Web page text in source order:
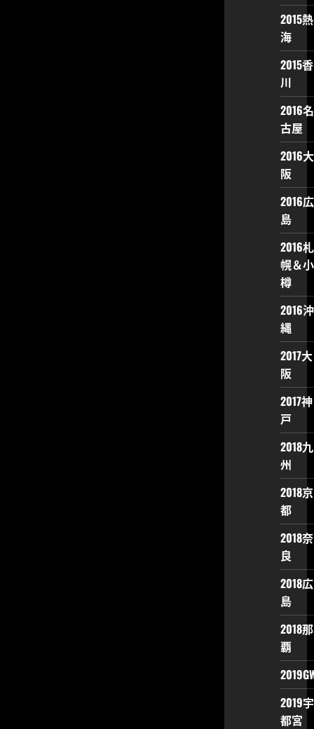
2015熱
海
2015香
川
2016名
古屋
2016大
阪
2016広
島
2016札
幌＆小
樽
2016沖
縄
2017大
阪
2017神
戸
2018九
州
2018京
都
2018奈
良
2018広
島
2018那
覇
2019宇
都宮